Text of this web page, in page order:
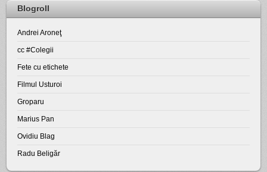
Blogroll
Andrei Aroneţ
cc #Colegii
Fete cu etichete
Filmul Usturoi
Groparu
Marius Pan
Ovidiu Blag
Radu Beligăr